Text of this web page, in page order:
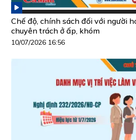
Chế độ, chính sách đối với người
chuyên trách ở ấp, khóm
10/07/2026 16:56